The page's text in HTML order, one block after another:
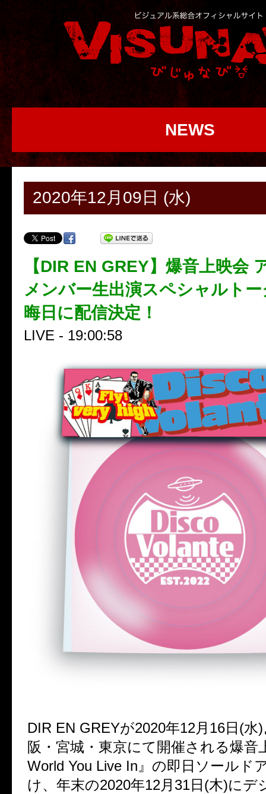
NEWS
2020年12月09日 (水)
【DIR EN GREY】爆音上映会
メンバー生出演スペシャルト
晦日に配信決定！
LIVE - 19:00:58
DIR EN GREYが2020年12月 16日 (水)
阪・宮城・東京にて開催される爆音
World You Live In 』の即日ソールド
け、年末の2020年12月 31日 (木)にデ